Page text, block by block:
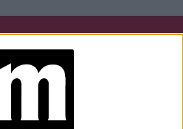
Caras Noticias